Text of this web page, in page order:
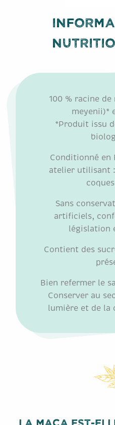
100 % racine
meyenii)*
*Produit issu
Conditionné en
atelier utilisant
Sans
artificiels,
législation
Contient des
Bien refermer le
Conserver au
lumière et de la
LA MACA EST-